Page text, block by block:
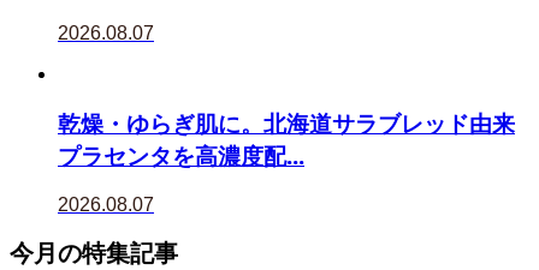
2026.08.07
乾燥・ゆらぎ肌に。北海道サラブレッド由来
プラセンタを高濃度配...
2026.08.07
今月の特集記事